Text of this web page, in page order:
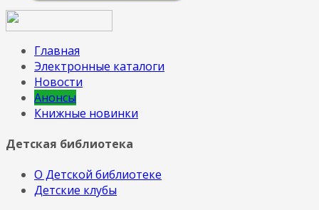
Главная
Электронные каталоги
Новости
Анонсы
Книжные новинки
Детская библиотека
О Детской библиотеке
Детские клубы